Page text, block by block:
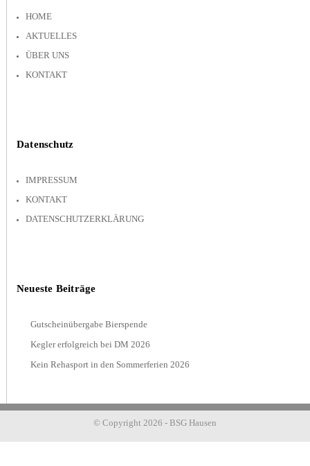
HOME
AKTUELLES
ÜBER UNS
KONTAKT
Datenschutz
IMPRESSUM
KONTAKT
DATENSCHUTZERKLÄRUNG
Neueste Beiträge
Gutscheinübergabe Bierspende
Kegler erfolgreich bei DM 2026
Kein Rehasport in den Sommerferien 2026
© Copyright 2026 - BSG Hausen